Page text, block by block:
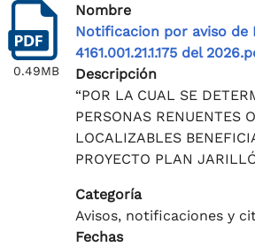
0.49MB
Nombre
Notificacion por aviso de
4161.001.21.1.175 del
Descripción
“POR LA CUAL SE
PERSONAS RENUENTES
LOCALIZABLES
PROYECTO PLAN
Categoría
Avisos, notificaciones y
Fechas